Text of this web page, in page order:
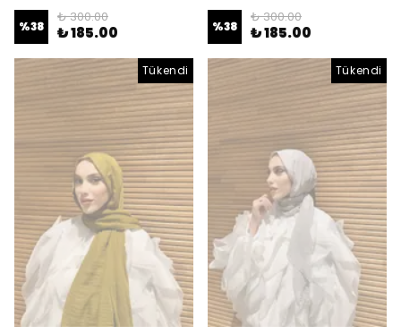
%38
₺ 300.00
₺ 185.00 %38
₺ 300.00
₺ 185.00
Tükendi Tükendi